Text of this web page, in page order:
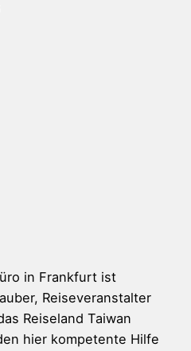
in Frankfurt ist
Reiseveranstalter
Reiseland Taiwan
hier kompetente Hilfe